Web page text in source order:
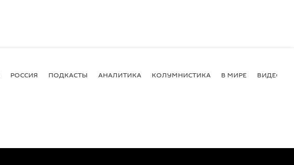
РОССИЯ ПОДКАСТЫ АНАЛИТИКА КОЛУМНИСТИКА В МИРЕ ВИДЕО